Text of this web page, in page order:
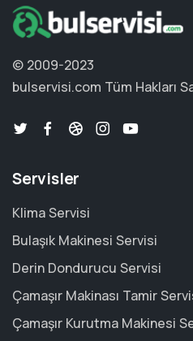
© 2009-2023
bulservisi.com Tüm Hakları
Servisler
Klima Servisi
Bulaşık Makinesi Servisi
Derin Dondurucu Servisi
Çamaşır Makinası Tamir
Çamaşır Kurutma Makinesi